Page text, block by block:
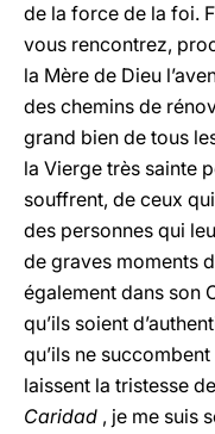
de la force de la foi.
vous rencontrez,
la Mère de Dieu
des chemins de
grand bien de tous
la Vierge très sainte
souffrent, de ceux
des personnes qui
de graves moments
également dans son
qu’ils soient
qu’ils ne
laissent la tristesse
Caridad , je me suis